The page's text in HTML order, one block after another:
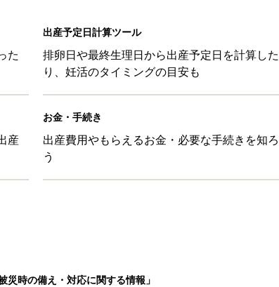
た
出産予定日計算ツール
排卵日や最終生理日から出産予定日を計算した
り、妊活のタイミングの目安も
産
お金・手続き
出産費用やもらえるお金・必要な手続きを知ろ
う
時の備え・対応に関する情報」